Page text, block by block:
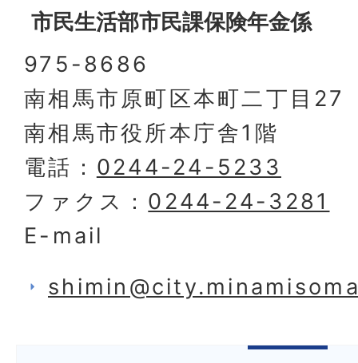
市民生活部市民課保険年金係
975-8686
南相馬市原町区本町二丁目27
南相馬市役所本庁舎1階
電話： 0244-24-5233
ファクス： 0244-24-3281
E-mail